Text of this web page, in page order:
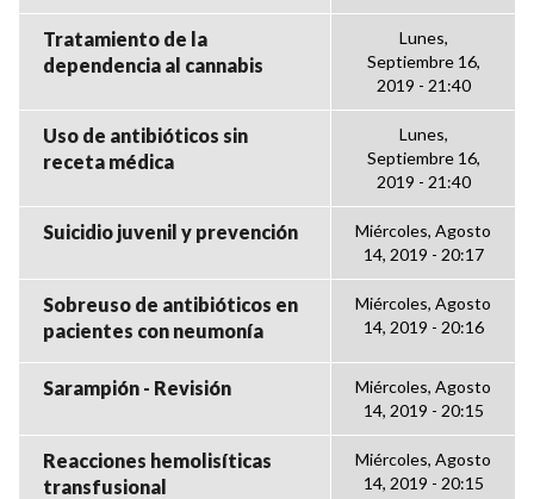
Tratamiento de la
dependencia al cannabis
Lunes,
Septiembre 16,
2019 - 21:40
Uso de antibióticos sin
receta médica
Lunes,
Septiembre 16,
2019 - 21:40
Suicidio juvenil y prevención
Miércoles, Agosto
14, 2019 - 20:17
Sobreuso de antibióticos en
pacientes con neumonía
Miércoles, Agosto
14, 2019 - 20:16
Sarampión - Revisión
Miércoles, Agosto
14, 2019 - 20:15
Reacciones hemolisíticas
transfusional
Miércoles, Agosto
14, 2019 - 20:15